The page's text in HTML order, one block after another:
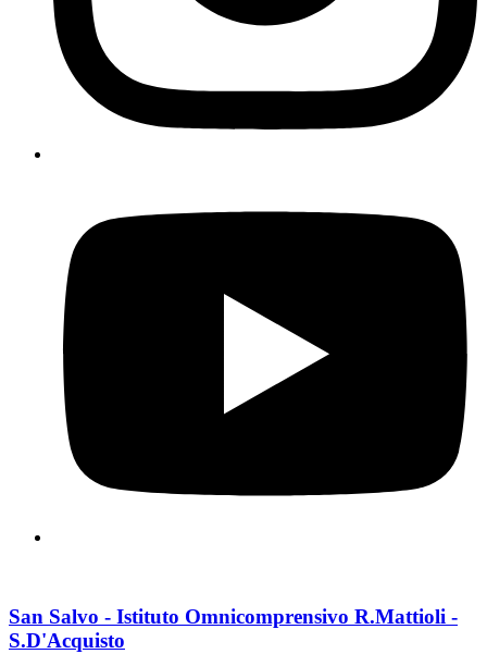
San Salvo - Istituto Omnicomprensivo R.Mattioli -
S.D'Acquisto